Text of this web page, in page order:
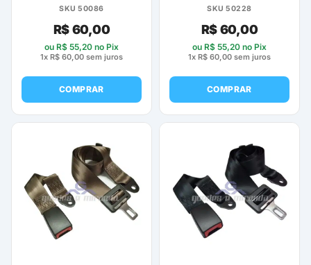
SKU 50086
R$60,00
ou R$ 55,20 no Pix
1x R$ 60,00 sem juros
COMPRAR
SKU 50228
R$60,00
ou R$ 55,20 no Pix
1x R$ 60,00 sem juros
COMPRAR